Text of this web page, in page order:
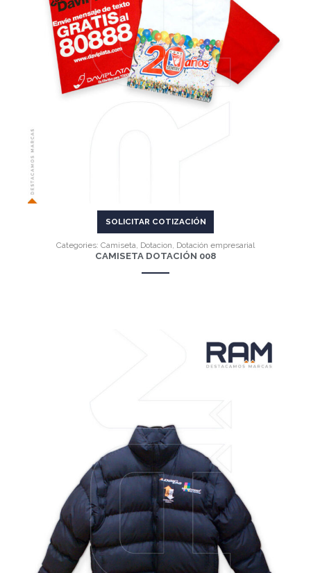
SOLICITAR COTIZACIÓN
Categories: Camiseta, Dotacion, Dotación empresarial
CAMISETA DOTACIÓN 008
VER MÁS